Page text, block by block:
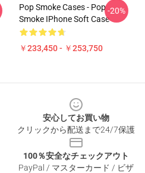
Pop Smoke Cases - Pop
Smoke IPhone Soft Case
￥233,450 - ￥253,750
-20%
安心してお買い物
クリックから配送まで24/7保護
100％安全なチェックアウト
PayPal / マスターカード / ビザ